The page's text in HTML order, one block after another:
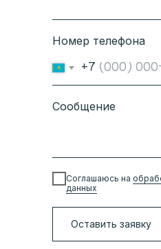
Номер телефона
+7
Сообщение
Соглашаюсь на
данных
Оставить заявку